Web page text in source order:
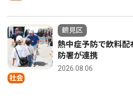
社会
鶴見区
熱中症予防で飲料
防署が連携
2026.08.06